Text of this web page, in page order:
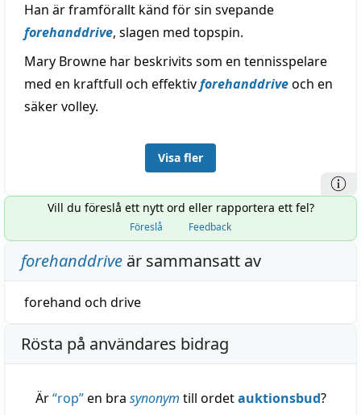
Han är framförallt känd för sin svepande
forehanddrive, slagen med topspin.
Mary Browne har beskrivits som en tennisspelare
med en kraftfull och effektivforehanddriveoch en
säker volley.
Visa fler
Vill du föreslå ett nytt ord eller rapportera ett fel?
Föreslå Feedback
forehanddrive är sammansatt av
forehand och drive
Rösta på användares bidrag
Är“rop”en bra synonym till ordetauktionsbud?